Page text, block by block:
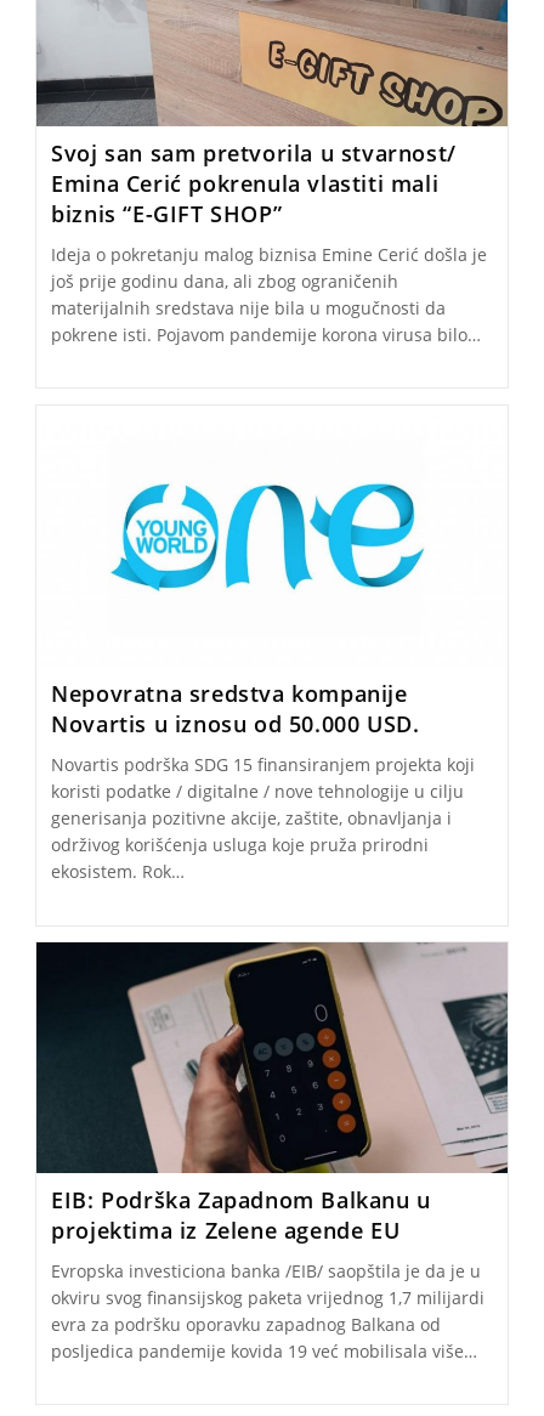
Svoj san sam pretvorila u stvarnost/
Emina Cerić pokrenula vlastiti mali
biznis “E-GIFT SHOP”
Ideja o pokretanju malog biznisa Emine Cerić došla je
još prije godinu dana, ali zbog ograničenih
materijalnih sredstava nije bila u mogučnosti da
pokrene isti. Pojavom pandemije korona virusa bilo…
Nepovratna sredstva kompanije
Novartis u iznosu od 50.000 USD.
Novartis podrška SDG 15 finansiranjem projekta koji
koristi podatke / digitalne / nove tehnologije u cilju
generisanja pozitivne akcije, zaštite, obnavljanja i
održivog korišćenja usluga koje pruža prirodni
ekosistem. Rok…
EIB: Podrška Zapadnom Balkanu u
projektima iz Zelene agende EU
Evropska investiciona banka /EIB/ saopštila je da je u
okviru svog finansijskog paketa vrijednog 1,7 milijardi
evra za podršku oporavku zapadnog Balkana od
posljedica pandemije kovida 19 već mobilisala više…